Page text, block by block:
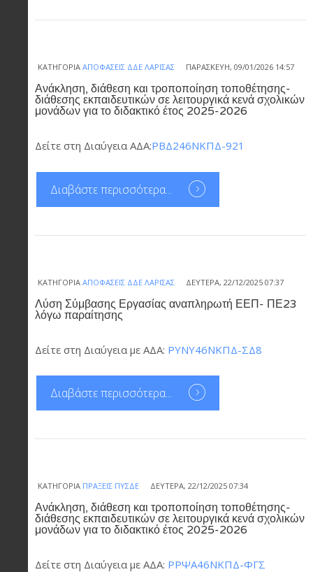
ΚΑΤΗΓΟΡΊΑ ΑΠΟΦΆΣΕΙΣ ΔΔΕ ΛΆΡΙΣΑΣ ΠΑΡΑΣΚΕΥΉ, 09/01/2026 14:57
Ανάκληση, διάθεση και τροποποίηση τοποθέτησης-
διάθεσης εκπαιδευτικών σε λειτουργικά κενά σχολικών
μονάδων για το διδακτικό έτος 2025-2026
Δείτε στη Διαύγεια ΑΔΑ:ΡΒΔ246ΝΚΠΔ-921
Διαβάστε περισσότερα...
ΚΑΤΗΓΟΡΊΑ ΑΠΟΦΆΣΕΙΣ ΔΔΕ ΛΆΡΙΣΑΣ ΔΕΥΤΈΡΑ, 22/12/2025 07:37
Λύση Σύμβασης Εργασίας αναπληρωτή ΕΕΠ- ΠΕ23
λόγω παραίτησης
Δείτε στη Διαύγεια με ΑΔΑ: ΡΥΝΥ46ΝΚΠΔ-ΣΔ8
Διαβάστε περισσότερα...
ΚΑΤΗΓΟΡΊΑ ΠΡΆΞΕΙΣ ΠΥΣΔΕ ΔΕΥΤΈΡΑ, 22/12/2025 07:34
Ανάκληση, διάθεση και τροποποίηση τοποθέτησης-
διάθεσης εκπαιδευτικών σε λειτουργικά κενά σχολικών
μονάδων για το διδακτικό έτος 2025-2026
Δείτε στη Διαύγεια με ΑΔΑ: ΡΡΨΑ46ΝΚΠΔ-ΦΓΣ